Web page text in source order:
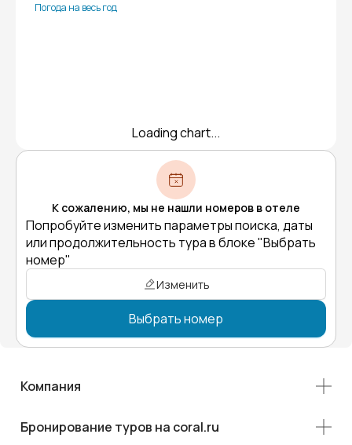
Погода на весь год
Loading chart...
К сожалению, мы не нашли номеров в отеле
Попробуйте изменить параметры поиска, даты
или продолжительность тура в блоке "Выбрать
номер"
Изменить
Выбрать номер
Компания
Бронирование туров на coral.ru